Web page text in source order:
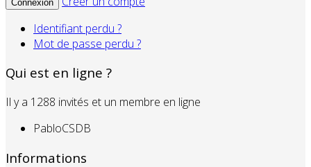
Connexion
Identifiant perdu ?
Mot de passe perdu ?
Qui est en ligne ?
Il y a 1288 invités et un membre en ligne
PabloCSDB
Informations